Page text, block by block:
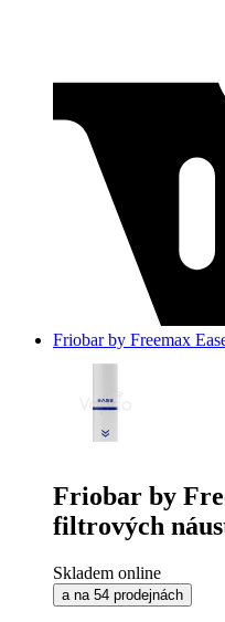
Friobar by Freemax
Friobar by
filtrových
Skladem online
a na 54 prodejnách